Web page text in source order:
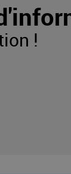
!